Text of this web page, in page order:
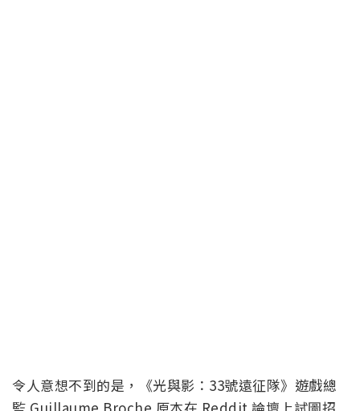
令人意想不到的是，《光與影：33號遠征隊》遊戲總